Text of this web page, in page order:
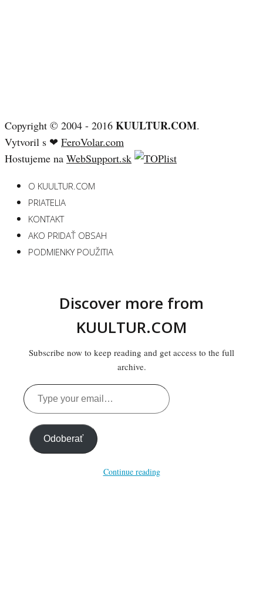
Copyright © 2004 - 2016 KUULTUR.COM.
Vytvoril s ❤ FeroVolar.com
Hostujeme na WebSupport.sk
O KUULTUR.COM
PRIATELIA
KONTAKT
AKO PRIDAŤ OBSAH
PODMIENKY POUŽITIA
Discover more from
KUULTUR.COM
Subscribe now to keep reading and get access to the full
archive.
Type
your
email…
Odoberať
Continue reading